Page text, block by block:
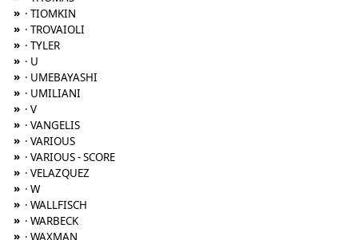
» · TIOMKIN
» · TROVAIOLI
» · TYLER
» · U
» · UMEBAYASHI
» · UMILIANI
» · V
» · VANGELIS
» · VARIOUS
» · VARIOUS - SCORE
» · VELAZQUEZ
» · W
» · WALLFISCH
» · WARBECK
» · WAXMAN